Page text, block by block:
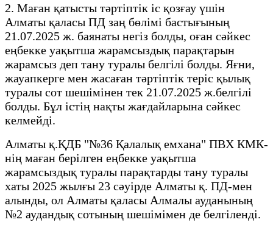
2. Маған қатысты тәртіптік іс қозғау үшін
Алматы қаласы ПД заң бөлімі бастығының
21.07.2025 ж. баянаты негіз болды, оған сәйкес
еңбекке уақытша жарамсыздық парақтарын
жарамсыз деп тану туралы белгілі болды. Яғни,
жауапкерге мен жасаған тәртіптік теріс қылық
туралы сот шешімінен тек 21.07.2025 ж.белгілі
болды. Бұл істің нақты жағдайларына сәйкес
келмейді.
Алматы қ.ҚДБ "№36 Қалалық емхана" ПВХ КМК-
нің маған берілген еңбекке уақытша
жарамсыздық туралы парақтарды тану туралы
хаты 2025 жылғы 23 сәуірде Алматы қ. ПД-мен
алынды, ол Алматы қаласы Алмалы ауданының
№2 аудандық сотының шешімімен де белгіленді.